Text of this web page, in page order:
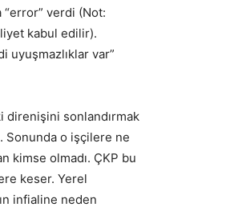
“error” verdi (Not:
kabul edilir).
uyuşmazlıklar var”
direnişini sonlandırmak
o işçilere ne
kimse olmadı. ÇKP bu
keser. Yerel
infialine neden